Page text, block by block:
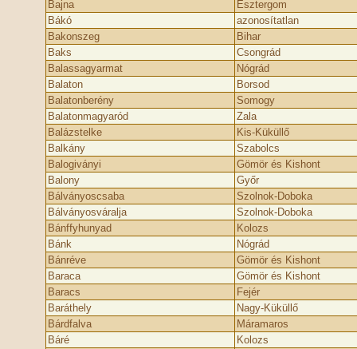
Bajna
Esztergom
Bákó
azonosítatlan
Bakonszeg
Bihar
Baks
Csongrád
Balassagyarmat
Nógrád
Balaton
Borsod
Balatonberény
Somogy
Balatonmagyaród
Zala
Balázstelke
Kis-Küküllő
Balkány
Szabolcs
Balogiványi
Gömör és Kishont
Balony
Győr
Bálványoscsaba
Szolnok-Doboka
Bálványosváralja
Szolnok-Doboka
Bánffyhunyad
Kolozs
Bánk
Nógrád
Bánréve
Gömör és Kishont
Baraca
Gömör és Kishont
Baracs
Fejér
Baráthely
Nagy-Küküllő
Bárdfalva
Máramaros
Báré
Kolozs